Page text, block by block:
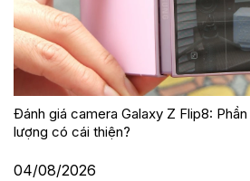
Đánh giá camera Galaxy Z Flip8:
lượng có cái thiện?
04/08/2026